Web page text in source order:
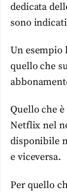
dedicata
sono
Un esempio
quello che
Quello che
Netflix nel
disponibile
e viceversa.
Per quello